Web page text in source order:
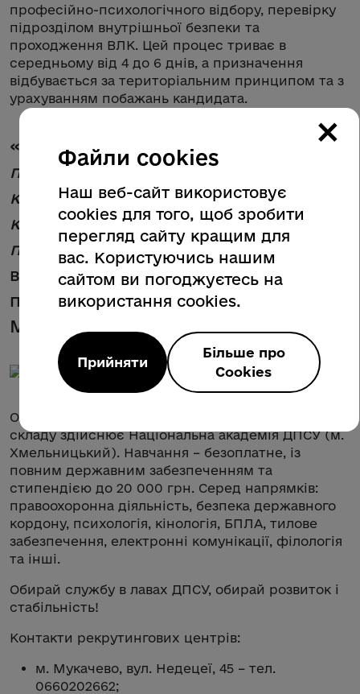
професійно-психологічного відбору, перевірку
підрозділом внутрішньої безпеки та
проходження ВЛК. Цей процес триває в
середньому від 4 до 6 днів, а призначення
відбувається за територіальним принципом та з
урахуванням побажань кандидата.
« Майже 80% людей, яких ми
приймаємо на військову службу за
контрактом, проходять навчання за
кордоном, на території держав-
партнерів», – додав начальник
відділу рекрутингу Мукачівського
прикордонного загону Сергій
Мохоньок.
Окремо наголосили, що підготовку офіцерського
складу здійснює Національна академія ДПСУ (м.
Хмельницький). Навчання – безоплатне, із
повним державним забезпеченням та
стипендією до 20 000 грн. Серед напрямків:
правоохоронна діяльність, безпека державного
кордону, психологія, кінологія, БПЛА, тилове
забезпечення, електронні комунікації, філологія
та інші.
Обирай службу в лавах ДПСУ, обирай розвиток і
стабільність!
Контакти рекрутингових центрів:
м. Мукачево, вул. Недецеї, 45 – тел.
0660202662;
×
Файли cookies
Наш веб-сайт використовує
cookies для того, щоб зробити
перегляд сайту кращим для
вас. Користуючись нашим
сайтом ви погоджуєтесь на
використання cookies.
Прийняти
Більше про
Cookies